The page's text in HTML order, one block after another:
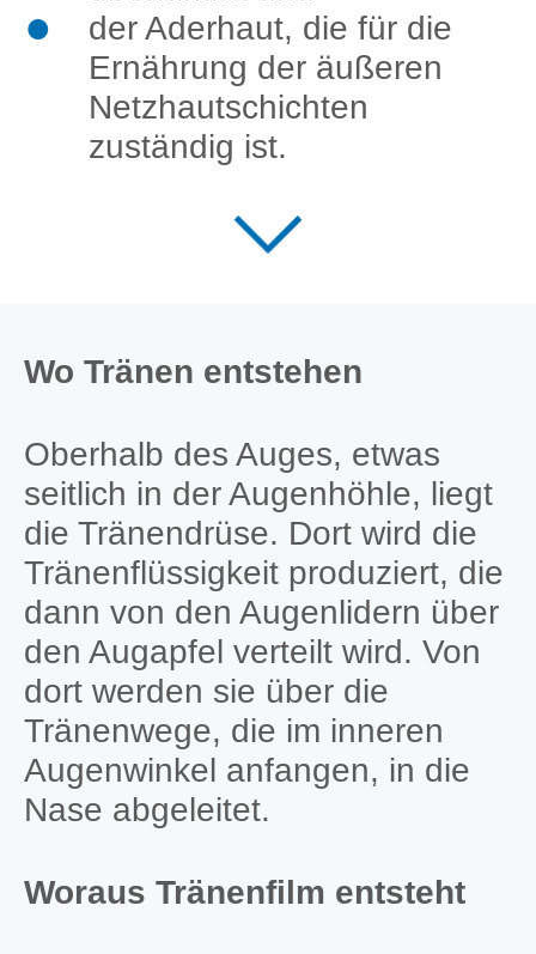
der Aderhaut, die für die
Ernährung der äußeren
Netzhautschichten
zuständig ist.
Wo Tränen entstehen
Oberhalb des Auges, etwas
seitlich in der Augenhöhle, liegt
die Tränendrüse. Dort wird die
Tränenflüssigkeit produziert, die
dann von den Augenlidern über
den Augapfel verteilt wird. Von
dort werden sie über die
Tränenwege, die im inneren
Augenwinkel anfangen, in die
Nase abgeleitet.
Woraus Tränenfilm entsteht